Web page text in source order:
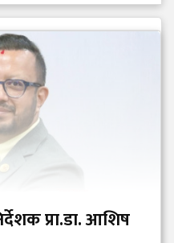
प्रा.डा. आशिष